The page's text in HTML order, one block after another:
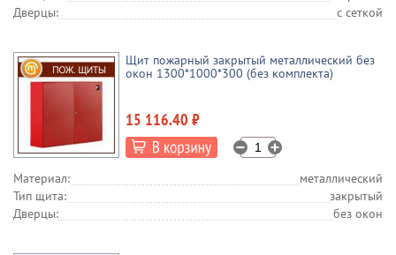
Дверцы:
с сеткой
Щит пожарный закрытый металлический без
окон 1300*1000*300 (без комплекта)
15 116.40 ₽
Материал:
металлический
Тип щита:
закрытый
Дверцы:
без окон